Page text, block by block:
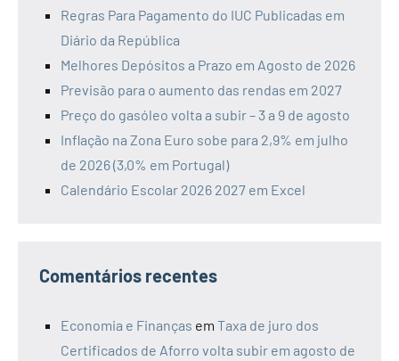
Regras Para Pagamento do IUC Publicadas em
Diário da República
Melhores Depósitos a Prazo em Agosto de 2026
Previsão para o aumento das rendas em 2027
Preço do gasóleo volta a subir – 3 a 9 de agosto
Inflação na Zona Euro sobe para 2,9% em julho
de 2026 (3,0% em Portugal)
Calendário Escolar 2026 2027 em Excel
Comentários recentes
Economia e Finanças em Taxa de juro dos
Certificados de Aforro volta subir em agosto de